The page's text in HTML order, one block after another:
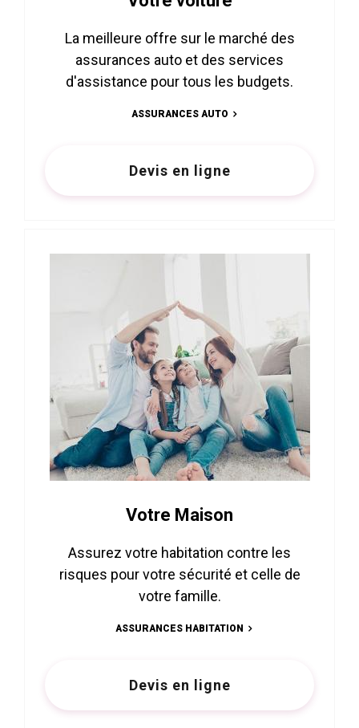
La meilleure offre sur le marché des
assurances auto et des services
d'assistance pour tous les budgets.
ASSURANCES AUTO
Devis en ligne
Votre Maison
Assurez votre habitation contre les
risques pour votre sécurité et celle de
votre famille.
ASSURANCES HABITATION
Devis en ligne